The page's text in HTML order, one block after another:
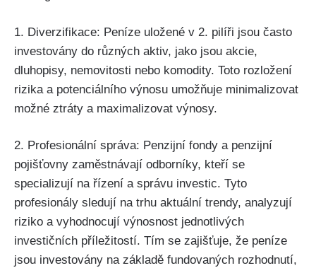
1. Diverzifikace: Peníze uložené v 2. pilíři jsou často
investovány do různých aktiv, jako jsou akcie,
dluhopisy, nemovitosti nebo komodity. Toto rozložení
rizika a potenciálního výnosu umožňuje minimalizovat
možné ztráty a maximalizovat výnosy.
2. Profesionální správa: Penzijní fondy a penzijní
pojišťovny zaměstnávají odborníky, kteří se
specializují na řízení a správu investic. Tyto
profesionály sledují na trhu aktuální trendy, analyzují
riziko a vyhodnocují výnosnost jednotlivých
investičních příležitostí. Tím se zajišťuje, že peníze
jsou investovány na základě fundovaných rozhodnutí,